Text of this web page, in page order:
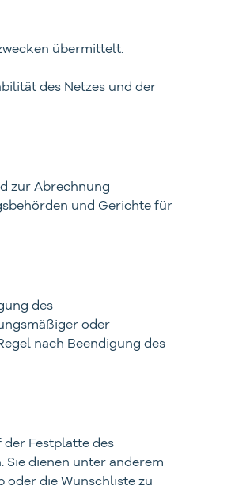
übermittelt.
des Netzes und der
zur Abrechnung
und Gerichte für
des
oder
nach Beendigung des
der Festplatte des
dienen unter anderem
die Wunschliste zu